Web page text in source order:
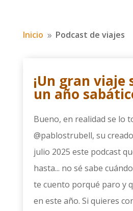
Inicio 9 Podcast de viajes
¡Un gran viaje
un año
Bueno, en realidad se lo
@pablostrubell, su
julio 2025 este podcast
hasta... no sé sabe
te cuento porqué paro y
en este año. Si quieres